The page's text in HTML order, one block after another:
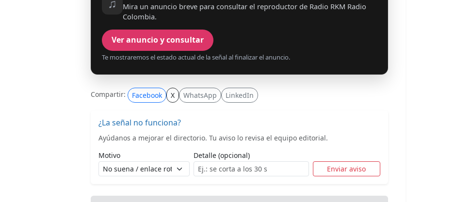
Mira un anuncio breve para consultar el reproductor de Radio RKM Radio
Colombia.
Ver anuncio y consultar
Te mostraremos el estado actual de la señal al finalizar el anuncio.
Compartir: Facebook X WhatsApp LinkedIn
¿La señal no funciona?
Ayúdanos a mejorar el directorio. Tu aviso lo revisa el equipo editorial.
Motivo
Detalle (opcional)
Enviar aviso